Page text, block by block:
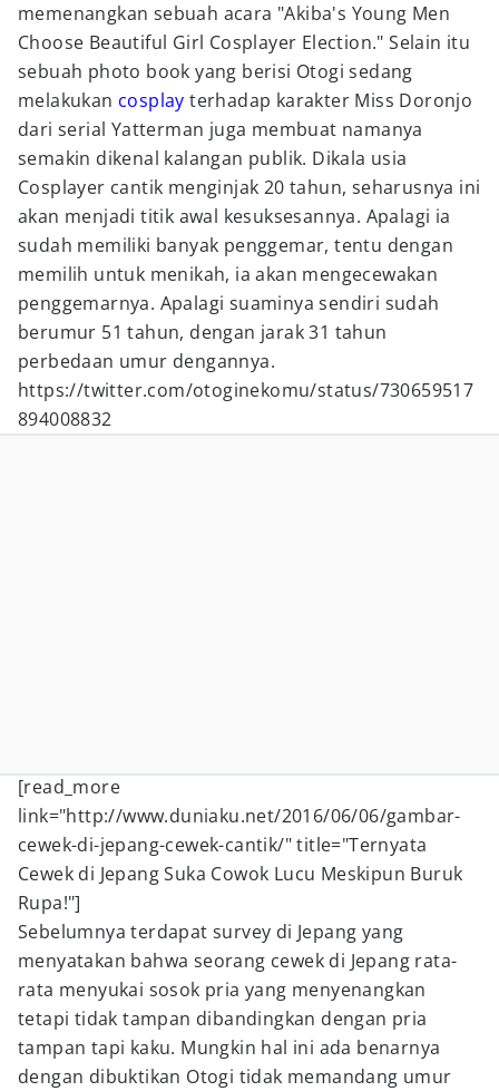
memenangkan sebuah acara "Akiba's Young Men
Choose Beautiful Girl Cosplayer Election." Selain itu
sebuah photo book yang berisi Otogi sedang
melakukan cosplay terhadap karakter Miss Doronjo
dari serial Yatterman juga membuat namanya
semakin dikenal kalangan publik. Dikala usia
Cosplayer cantik menginjak 20 tahun, seharusnya ini
akan menjadi titik awal kesuksesannya. Apalagi ia
sudah memiliki banyak penggemar, tentu dengan
memilih untuk menikah, ia akan mengecewakan
penggemarnya. Apalagi suaminya sendiri sudah
berumur 51 tahun, dengan jarak 31 tahun
perbedaan umur dengannya.
https://twitter.com/otoginekomu/status/730659517
894008832
[read_more
link="http://www.duniaku.net/2016/06/06/gambar-
cewek-di-jepang-cewek-cantik/" title="Ternyata
Cewek di Jepang Suka Cowok Lucu Meskipun Buruk
Rupa!"]
Sebelumnya terdapat survey di Jepang yang
menyatakan bahwa seorang cewek di Jepang rata-
rata menyukai sosok pria yang menyenangkan
tetapi tidak tampan dibandingkan dengan pria
tampan tapi kaku. Mungkin hal ini ada benarnya
dengan dibuktikan Otogi tidak memandang umur